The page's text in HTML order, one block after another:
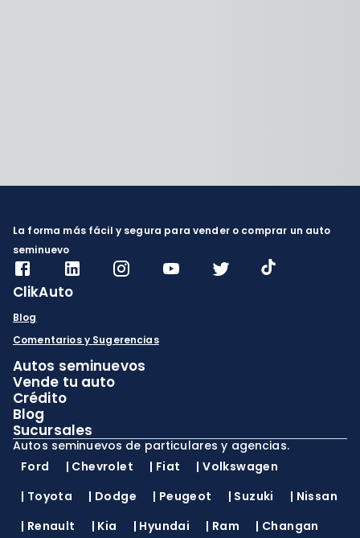
La forma más fácil y segura para vender o comprar un auto
seminuevo
ClikAuto
Blog
Comentarios y Sugerencias
Autos seminuevos
Vende tu auto
Crédito
Blog
Sucursales
Autos seminuevos de particulares y agencias.
Ford
| Chevrolet | Fiat |Volkswagen
| Toyota | Dodge | Peugeot | Suzuki | Nissan
| Renault | Kia | Hyundai | Ram | Changan